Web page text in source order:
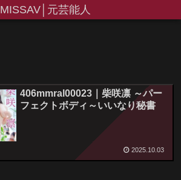
MISSAV│元芸能人
406mmral00023｜柴咲凛 ～パー
フェクトボディ～いいなり秘書
2025.10.03